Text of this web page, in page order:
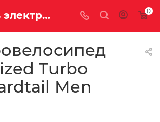
Купить электровелосипед Specialized Turbo Levo Hardtail Men 2019 за 280390.00000000 рублей в Саратове и Энгельсе в рассрочку или кредит выгодно 0
Turbo
Men